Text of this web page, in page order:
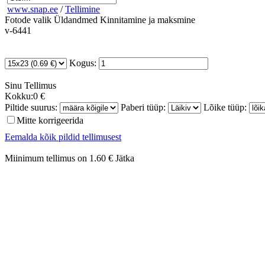
www.snap.ee / Tellimine
Fotode valik Üldandmed Kinnitamine ja maksmine
v-6441
Kogus:
Sinu Tellimus
Kokku:0 €
Piltide suurus:
Paberi tüüp:
Lõike tüüp:
Mitte korrigeerida
Eemalda kõik pildid tellimusest
Miinimum tellimus on 1.60 € Jätka